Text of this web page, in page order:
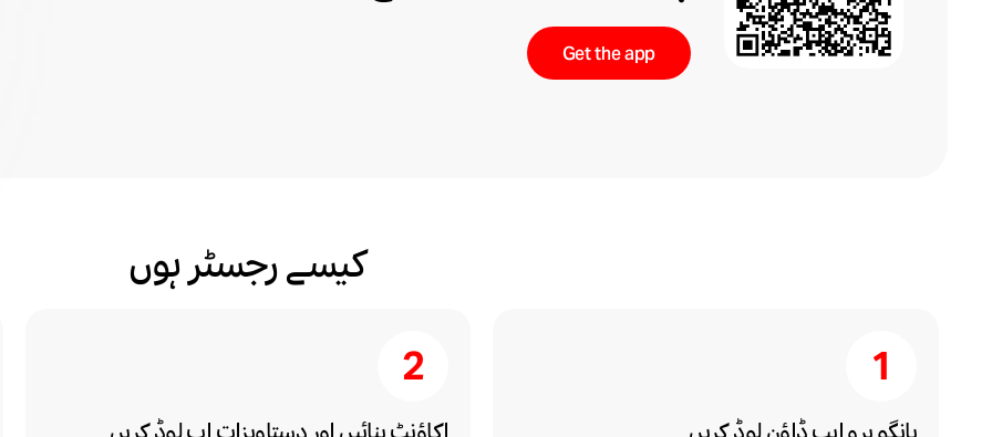
Get the app
کیسے رجسٹر ہوں
یانگو پرو ایپ ڈاؤن لوڈ کریں اکاؤنٹ بنائیں اور دستاویزات اپ لوڈ کریں